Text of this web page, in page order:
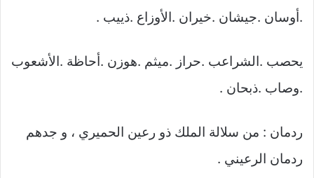
.أوسان .جيشان .خيران .الأوزاع .ذييب .
يحصب .الشراعب .حراز .ميثم .هوزن .أحاظة .الأشعوب
.وصاب .ذبحان .
ردمان : من سلالة الملك ذو رعين الحميري ، و جدهم
ردمان الرعيني .